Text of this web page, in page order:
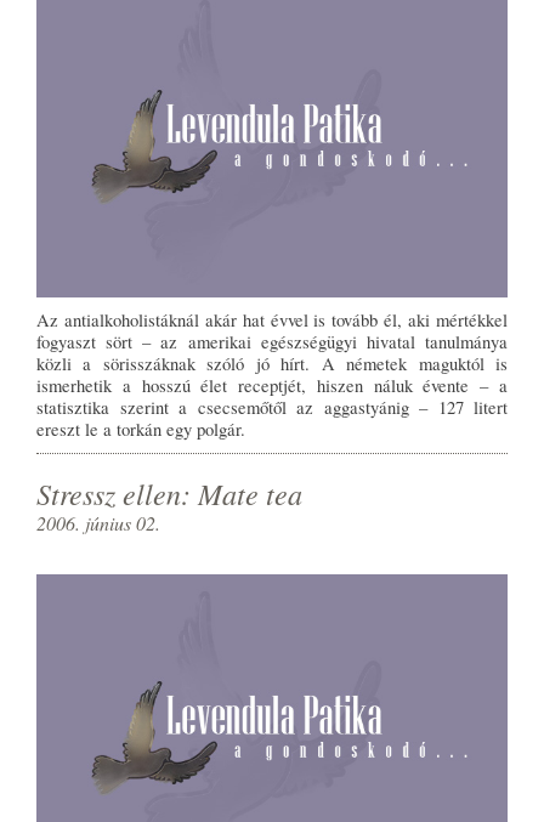
Az antialkoholistáknál akár hat évvel is tovább él, aki mértékkel
fogyaszt sört – az amerikai egészségügyi hivatal tanulmánya
közli a sörisszáknak szóló jó hírt. A németek maguktól is
ismerhetik a hosszú élet receptjét, hiszen náluk évente – a
statisztika szerint a csecsemőtől az aggastyánig – 127 litert
ereszt le a torkán egy polgár.
Stressz ellen: Mate tea
2006. június 02.